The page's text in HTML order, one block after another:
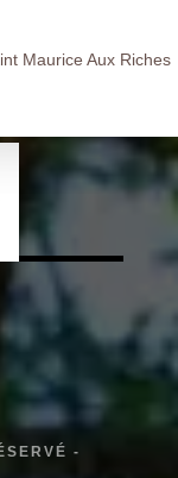
Maurice Aux Riches
-